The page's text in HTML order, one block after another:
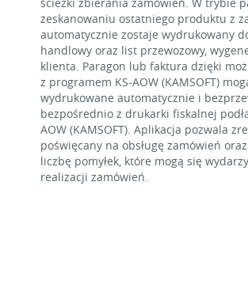
zeskanowaniu ostatniego produktu z
automatycznie zostaje wydrukowany
handlowy oraz list przewozowy,
klienta. Paragon lub faktura dzięki
z programem KS-AOW (KAMSOFT)
wydrukowane automatycznie i
bezpośrednio z drukarki fiskalnej
AOW (KAMSOFT). Aplikacja pozwala
poświęcany na obsługę zamówień
liczbę pomyłek, które mogą się
realizacji zamówień.